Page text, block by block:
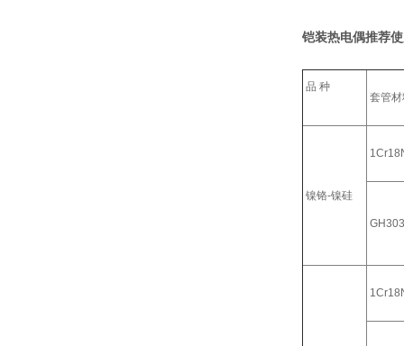
铠装热电偶推荐
品 种
套管材
镍铬-镍硅